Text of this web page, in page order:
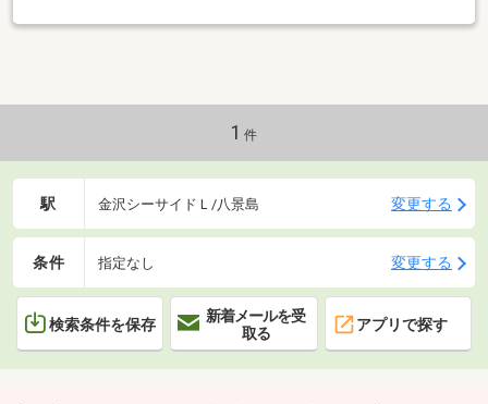
楽しめます♪◆西側には約３ｍの通路があり陽当たり良好な土地
策は特におすすめです！◆レトロな雰囲気と親しみやすい個人店
が並ぶ商店街「すずらん通り」至近！◇48台の無料駐車場完備の
西友能見台店は24時間営業・年中無休♪
1 件
駅 金沢シーサイドＬ/八景島 変更する
条件 指定なし 変更する
検索条件を保存
新着メールを受
取る
アプリで探す